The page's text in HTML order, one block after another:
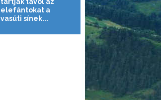
elefántokat a
vasúti sínek...